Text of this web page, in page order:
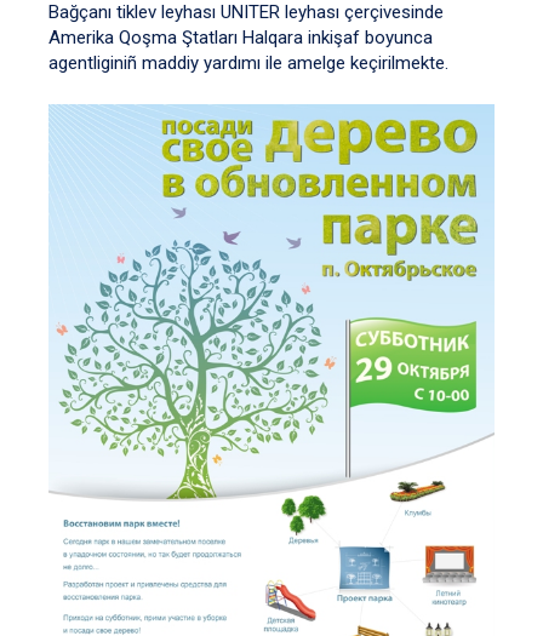
Bağçanı tiklev leyhası UNITER leyhası çerçivesinde
Amerika Qoşma Ştatları Halqara inkişaf boyunca
agentliginiñ maddiy yardımı ile amelge keçirilmekte.